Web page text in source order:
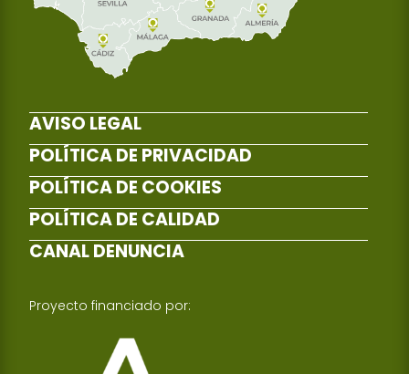
AVISO LEGAL
POLÍTICA DE PRIVACIDAD
POLÍTICA DE COOKIES
POLÍTICA DE CALIDAD
CANAL DENUNCIA
Proyecto financiado por: